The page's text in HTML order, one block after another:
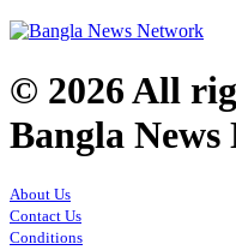
© 2026 All
Bangla
About Us
Contact Us
Conditions